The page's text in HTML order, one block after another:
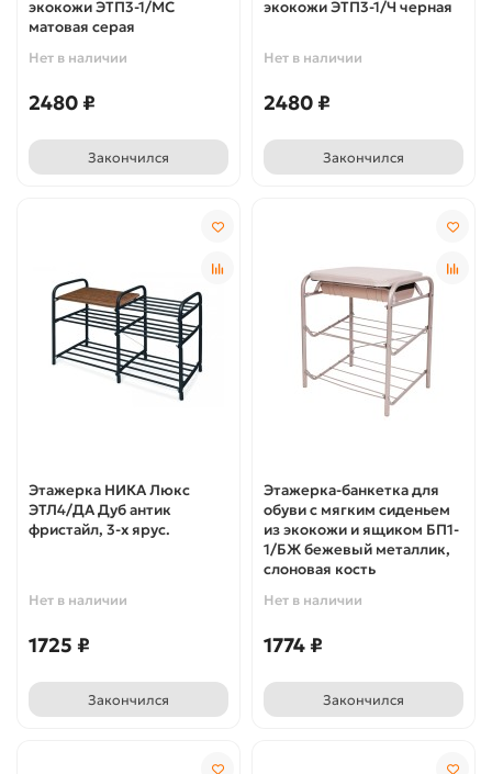
экокожи ЭТП3-1/МС
матовая серая
Нет в наличии
2480 ₽
Закончился
экокожи ЭТП3-1/Ч черная
Нет в наличии
2480 ₽
Закончился
Этажерка НИКА Люкс
ЭТЛ4/ДА Дуб антик
фристайл, 3-х ярус.
Нет в наличии
1725 ₽
Закончился
Этажерка-банкетка для
обуви с мягким сиденьем
из экокожи и ящиком БП1-
1/БЖ бежевый металлик,
слоновая кость
Нет в наличии
1774 ₽
Закончился